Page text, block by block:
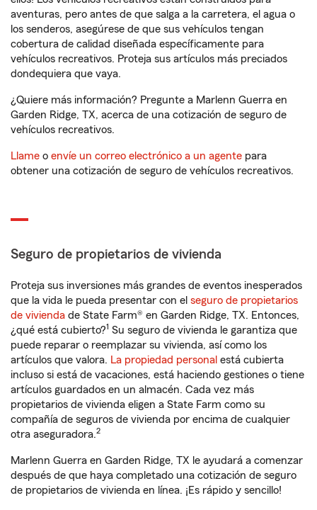
aventuras, pero antes de que salga a la carretera, el agua o
los senderos, asegúrese de que sus vehículos tengan
cobertura de calidad diseñada específicamente para
vehículos recreativos. Proteja sus artículos más preciados
dondequiera que vaya.
¿Quiere más información? Pregunte a Marlenn Guerra en
Garden Ridge, TX, acerca de una cotización de seguro de
vehículos recreativos.
Llame o envíe un correo electrónico a un agente para
obtener una cotización de seguro de vehículos recreativos.
Seguro de propietarios de vivienda
Proteja sus inversiones más grandes de eventos inesperados
que la vida le pueda presentar con el seguro de propietarios
de vivienda de State Farm® en Garden Ridge, TX. Entonces,
¿qué está cubierto?1 Su seguro de vivienda le garantiza que
puede reparar o reemplazar su vivienda, así como los
artículos que valora. La propiedad personal está cubierta
incluso si está de vacaciones, está haciendo gestiones o tiene
artículos guardados en un almacén. Cada vez más
propietarios de vivienda eligen a State Farm como su
compañía de seguros de vivienda por encima de cualquier
otra aseguradora.2
Marlenn Guerra en Garden Ridge, TX le ayudará a comenzar
después de que haya completado una cotización de seguro
de propietarios de vivienda en línea. ¡Es rápido y sencillo!